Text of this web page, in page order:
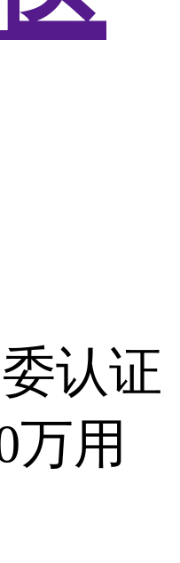
认证
万用